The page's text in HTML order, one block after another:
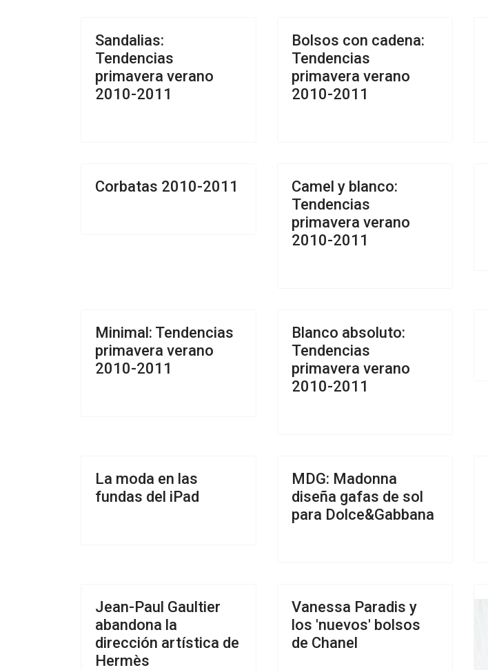
Sandalias:
Tendencias
primavera verano
2010-2011
Bolsos con cadena:
Tendencias
primavera verano
2010-2011
Corbatas 2010-2011
Camel y blanco:
Tendencias
primavera verano
2010-2011
Minimal: Tendencias
primavera verano
2010-2011
Blanco absoluto:
Tendencias
primavera verano
2010-2011
La moda en las
fundas del iPad
MDG: Madonna
diseña gafas de sol
para Dolce&Gabbana
Jean-Paul Gaultier
abandona la
dirección artística de
Hermès
Vanessa Paradis y
los 'nuevos' bolsos
de Chanel